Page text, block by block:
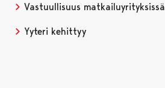
Vastuullisuus matkailuyrityksissä
Yyteri kehittyy